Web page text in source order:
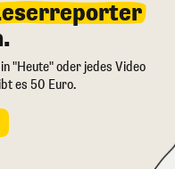
"Heute" oder jedes Video
es 50 Euro.